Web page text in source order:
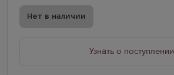
Нет в наличии
Узнать о поступлении